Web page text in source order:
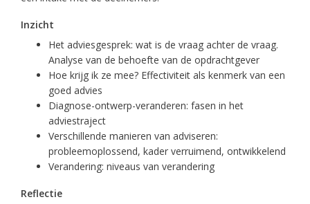
Inzicht
Het adviesgesprek: wat is de vraag achter de vraag.
Analyse van de behoefte van de opdrachtgever
Hoe krijg ik ze mee? Effectiviteit als kenmerk van een
goed advies
Diagnose-ontwerp-veranderen: fasen in het
adviestraject
Verschillende manieren van adviseren:
probleemoplossend, kader verruimend, ontwikkelend
Verandering: niveaus van verandering
Reflectie